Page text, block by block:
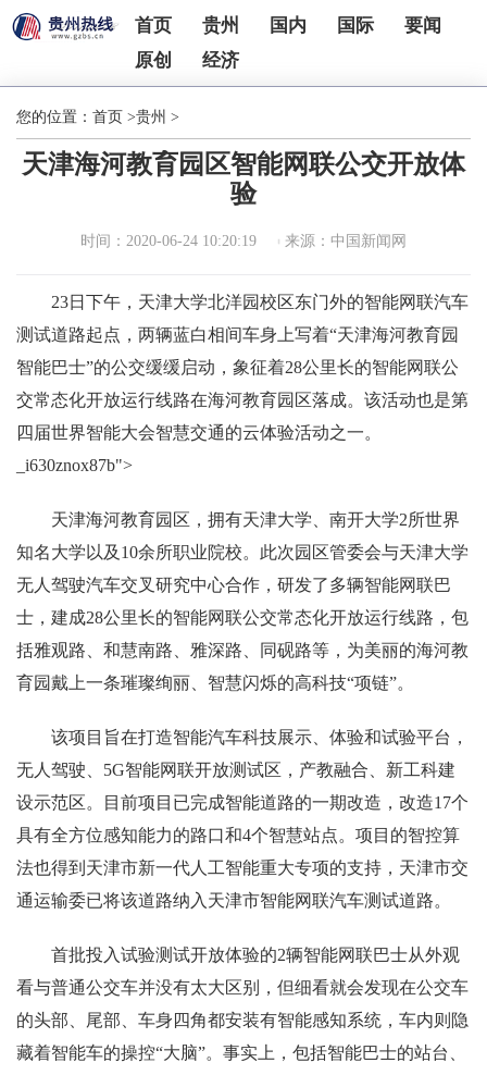
首页 贵州 国内 国际
要闻
原创
经济
您的位置： 首页 >贵州 >
天津海河教育园区智能网联公交开放体
验
时间：2020-06-24 10:20:19 来源：中国新闻网
23日下午，天津大学北洋园校区东门外的智能网联汽车
测试道路起点，两辆蓝白相间车身上写着“天津海河教育园
智能巴士”的公交缓缓启动，象征着28公里长的智能网联公
交常态化开放运行线路在海河教育园区落成。该活动也是第
四届世界智能大会智慧交通的云体验活动之一。
_i630znox87b">
天津海河教育园区，拥有天津大学、南开大学2所世界
知名大学以及10余所职业院校。此次园区管委会与天津大学
无人驾驶汽车交叉研究中心合作，研发了多辆智能网联巴
士，建成28公里长的智能网联公交常态化开放运行线路，包
括雅观路、和慧南路、雅深路、同砚路等，为美丽的海河教
育园戴上一条璀璨绚丽、智慧闪烁的高科技“项链”。
该项目旨在打造智能汽车科技展示、体验和试验平台，
无人驾驶、5G智能网联开放测试区，产教融合、新工科建
设示范区。目前项目已完成智能道路的一期改造，改造17个
具有全方位感知能力的路口和4个智慧站点。项目的智控算
法也得到天津市新一代人工智能重大专项的支持，天津市交
通运输委已将该道路纳入天津市智能网联汽车测试道路。
首批投入试验测试开放体验的2辆智能网联巴士从外观
看与普通公交车并没有太大区别，但细看就会发现在公交车
的头部、尾部、车身四角都安装有智能感知系统，车内则隐
藏着智能车的操控“大脑”。事实上，包括智能巴士的站台、